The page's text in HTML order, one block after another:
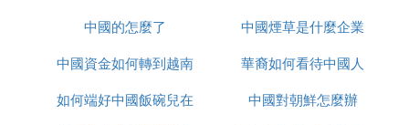
鼓
手術
中國的怎麼了
中國煙草是什麼企業
中國資金如何轉到越南
炒股
華裔如何看待中國人
如何端好中國飯碗兒在
中國對朝鮮怎麼辦